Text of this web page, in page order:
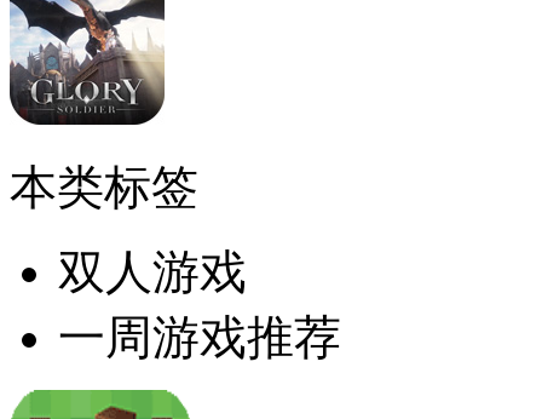
本类标签
双人游戏
一周游戏推荐